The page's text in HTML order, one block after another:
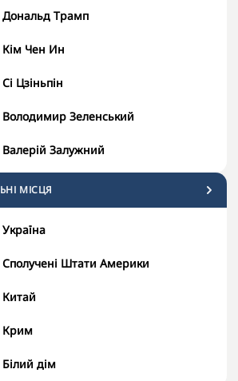
Дональд Трамп
Кім Чен Ин
Сі Цзіньпін
Володимир Зеленський
Валерій Залужний
МІСЦЯ
Україна
Сполучені Штати Америки
Китай
Крим
Білий дім